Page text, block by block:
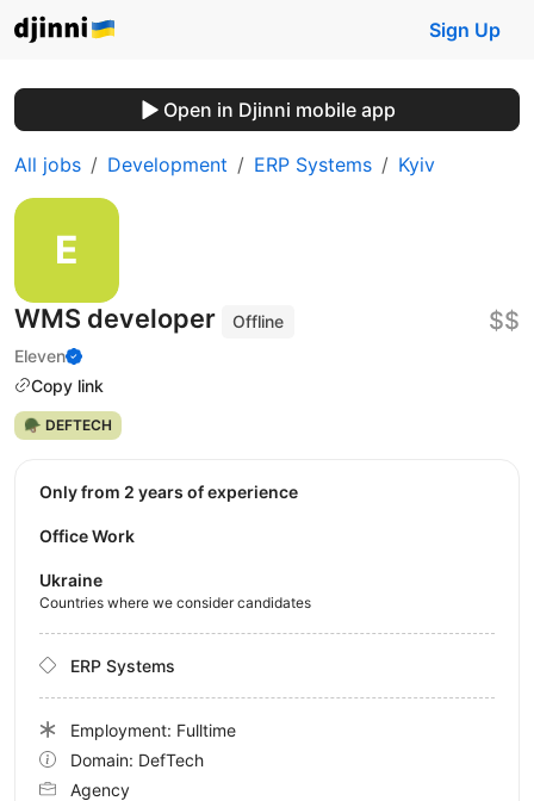
Sign Up
Open in Djinni mobile app
All jobs Development ERP Systems Kyiv
WMS developer
Offline
Eleven
Copy link
$$
🪖 DEFTECH
Only from 2 years of experience
Office Work
Ukraine
Countries where we consider candidates
ERP Systems
Employment: Fulltime
Domain: DefTech
Agency